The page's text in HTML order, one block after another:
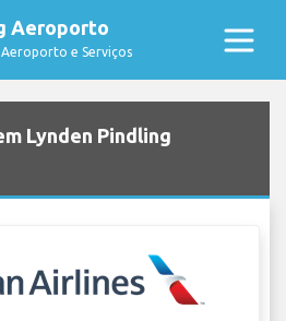
Aeroporto
e Serviços
Lynden Pindling